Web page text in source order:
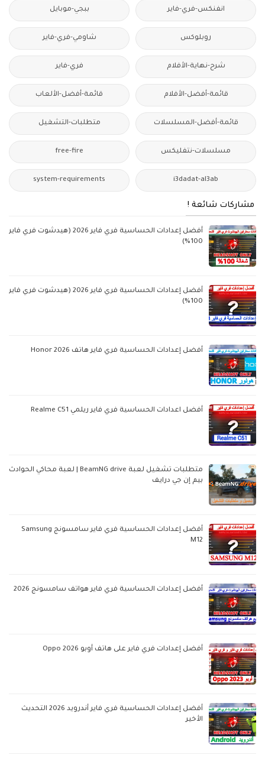
انفنكس-فري-فاير ببجي-موبايل
روبلوكس شاومي-فري-فاير
شرح-نهاية-الأفلام فري-فاير
قائمة-أفضل-الأفلام قائمة-أفضل-الألعاب
قائمة-أفضل-المسلسلات متطلبات-التشغيل
مسلسلات-نتفليكس free-fire
i3dadat-al3ab
system-requirements
مشاركات شائعة !
أفضل إعدادات الحساسية فري فاير 2026 (هيدشوت فري فاير
100%)
أفضل إعدادات الحساسية فري فاير 2026 (هيدشوت فري فاير
100%)
أفضل إعدادات الحساسية فري فاير هاتف Honor 2026
أفضل اعدادات الحساسية فري فاير ريلمي Realme C51
متطلبات تشغيل لعبة BeamNG drive | لعبة محاكي الحوادث
بيم إن جي درايف
أفضل إعدادات الحساسية فري فاير سامسونج Samsung
M12
أفضل إعدادات الحساسية فري فاير هواتف سامسونج 2026
أفضل إعدادات فري فاير على هاتف أوبو Oppo 2026
أفضل إعدادات الحساسية فري فاير أندرويد 2026 التحديث
الأخير